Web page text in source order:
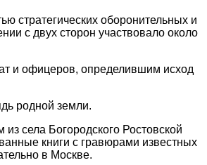
стратегических оборонительных и
с двух сторон участвовало около
и офицеров, определившим исход
родной земли.
из села Богородского Ростовской
книги с гравюрами известных
в Москве.